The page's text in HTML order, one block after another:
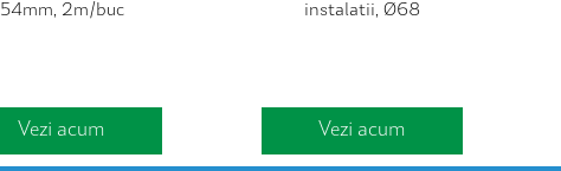
54mm, 2m/buc
Vezi acum
instalatii, Ø68
Vezi acum